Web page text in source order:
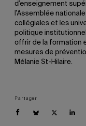
d’enseignement
l’Assemblée
collégiales et les
politique
offrir de la formation
mesures de
Mélanie St-Hilaire.
Partager